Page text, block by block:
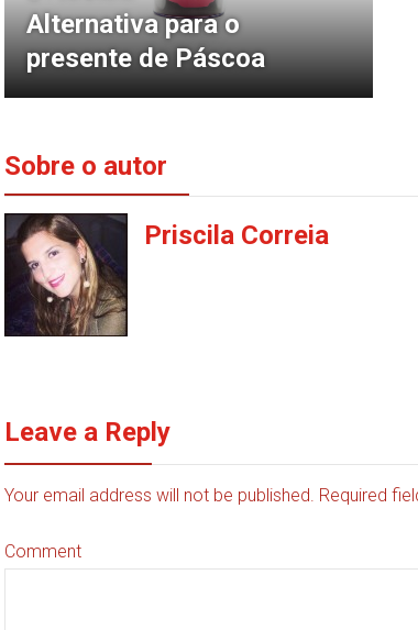
Alternativa para o
presente de Páscoa
Sobre o autor
Priscila Correia
Leave a Reply
Your email address will not be published. Required
Comment